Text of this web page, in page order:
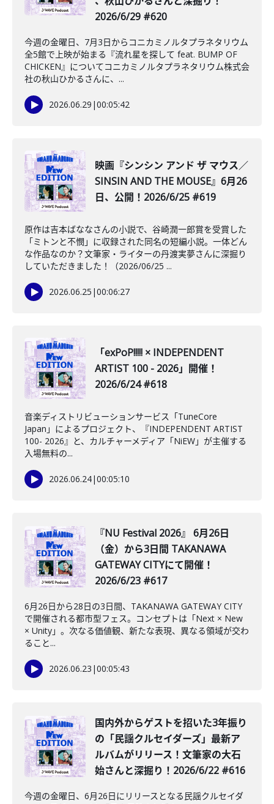
2026/6/29 #620
今週の金曜日、7月3日からコニカミノルタプラネタリウム
全5館で上映が始まる『流れ星を探して feat. BUMP OF
CHICKEN』についてコニカミノルタプラネタリウム株式会
社の秋山ひかるさんに、...
2026.06.29 |00:05:42
映画『シンシン アンド ザ マウス／
SINSIN AND THE MOUSE』6月26
日、公開！2026/6/25 #619
原作は吉本ばななさんの小説で、谷崎潤一郎賞を受賞した
「ミトンと不憫」に収録された同名の短編小説。一体どん
な作品なのか？文筆家・ライターの丹渡実夢さんに深掘り
していただきました！（2026/06/25 ...
2026.06.25 |00:06:27
「exPoP!!!!! × INDEPENDENT
ARTIST 100 - 2026」開催！
2026/6/24 #618
音楽ディストリビューションサービス「TuneCore
Japan」によるプロジェクト、『INDEPENDENT ARTIST
100- 2026』と、カルチャーメディア「NiEW」が主催する
入場無料の...
2026.06.24|00:05:10
『NU Festival 2026』 6月26日
（金）から3日間 TAKANAWA
GATEWAY CITYにて開催！
2026/6/23 #617
6月26日から28日の3日間、TAKANAWA GATEWAY CITY
で開催される都市型フェス。コンセプトは「Next × New
× Unity」。次なる価値観、新たな表現、異なる領域が交わ
ること...
2026.06.23 |00:05:43
️国内外からゲストを招いた3年振り
の「民謡クルセイダーズ」最新ア
ルバムがリリース！文筆家の大石
始さんと深掘り！2026/6/22 #616
今週の金曜日、6月26日にリリースとなる民謡クルセイダ